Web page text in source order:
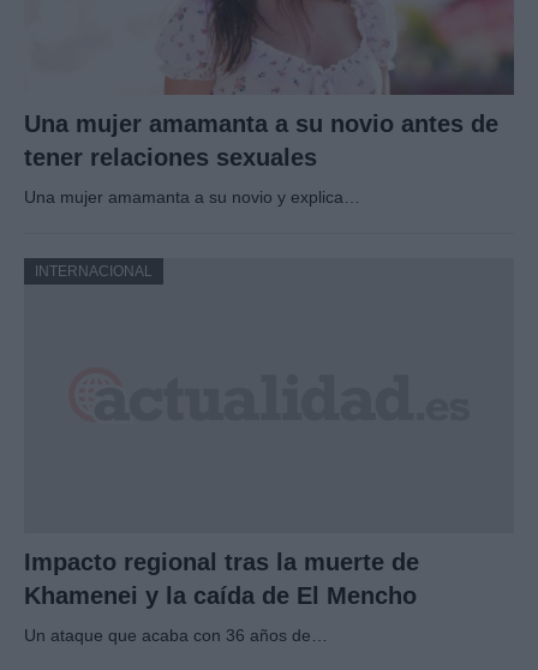
Una mujer amamanta a su novio antes de
tener relaciones sexuales
Una mujer amamanta a su novio y explica…
INTERNACIONAL
Impacto regional tras la muerte de
Khamenei y la caída de El Mencho
Un ataque que acaba con 36 años de…